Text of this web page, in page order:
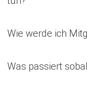
Wie werde ich
Was passiert